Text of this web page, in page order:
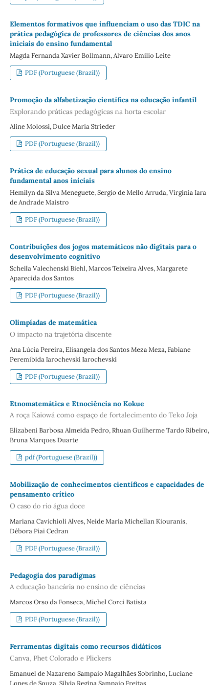
Elementos formativos que influenciam o uso das TDIC na
prática pedagógica de professores de ciências dos anos
iniciais do ensino fundamental
Magda Fernanda Xavier Bollmann, Alvaro Emilio Leite
PDF (Portuguese (Brazil))
Promoção da alfabetização científica na educação infantil
Explorando práticas pedagógicas na horta escolar
Aline Molossi, Dulce Maria Strieder
PDF (Portuguese (Brazil))
Prática de educação sexual para alunos do ensino
fundamental anos iniciais
Hemilyn da Silva Meneguete, Sergio de Mello Arruda, Virgínia Iara
de Andrade Maistro
PDF (Portuguese (Brazil))
Contribuições dos jogos matemáticos não digitais para o
desenvolvimento cognitivo
Scheila Valechenski Biehl, Marcos Teixeira Alves, Margarete
Aparecida dos Santos
PDF (Portuguese (Brazil))
Olimpíadas de matemática
O impacto na trajetória discente
Ana Lúcia Pereira, Elisangela dos Santos Meza Meza, Fabiane
Peremibida Iarochevski Iarochevski
PDF (Portuguese (Brazil))
Etnomatemática e Etnociência no Kokue
A roça Kaiowá como espaço de fortalecimento do Teko Joja
Elizabeni Barbosa Almeida Pedro, Rhuan Guilherme Tardo Ribeiro,
Bruna Marques Duarte
pdf (Portuguese (Brazil))
Mobilização de conhecimentos científicos e capacidades de
pensamento crítico
O caso do rio água doce
Mariana Cavichioli Alves, Neide Maria Michellan Kiouranis,
Débora Piai Cedran
PDF (Portuguese (Brazil))
Pedagogia dos paradigmas
A educação bancária no ensino de ciências
Marcos Orso da Fonseca, Michel Corci Batista
PDF (Portuguese (Brazil))
Ferramentas digitais como recursos didáticos
Canva, Phet Colorado e Plickers
Emanuel de Nazareno Sampaio Magalhães Sobrinho, Luciane
Lopes de Souza, Silvia Regina Sampaio Freitas